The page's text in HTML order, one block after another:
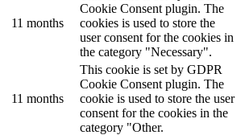
11 months
Cookie Consent plugin. The
cookies is used to store the
user consent for the cookies in
the category "Necessary".
11 months
This cookie is set by GDPR
Cookie Consent plugin. The
cookie is used to store the user
consent for the cookies in the
category "Other.